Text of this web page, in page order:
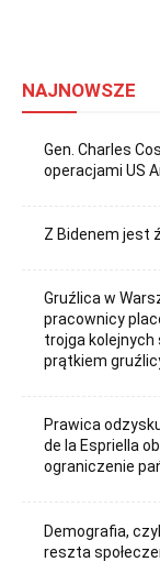
NAJNOWSZE
Gen. Charles
operacjami US
Z Bidenem jest
Gruźlica w
pracownicy
trojga
prątkiem
Prawica
de la Espriella
ograniczenie
Demografia,
reszta